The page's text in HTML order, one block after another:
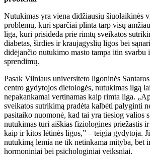
Nutukimas yra viena didžiausių šiuolaikinės
problemų, kuri sparčiai plinta tarp visų
liga, kuri prisideda prie rimtų sveikatos
diabetas, širdies ir kraujagyslių ligos bei
didėjančio nutukimo masto tampa itin svarbu
sprendimų.
Pasak Vilniaus universiteto ligoninės
centro gydytojos dietologės, nutukimas ilgą
nepakankamai vertinamas kaip rimta liga.
sveikatos sutrikimą pradėta kalbėti palyginti
pasitaiko nuomonė, kad tai yra tiesiog valios
nutukimas turi aiškias fiziologines priežastis ir
kaip ir kitos lėtinės ligos,” – teigia gydytoja.
nutukimą lemia ne tik netinkama mityba, bet
hormoniniai bei psichologiniai veiksniai.